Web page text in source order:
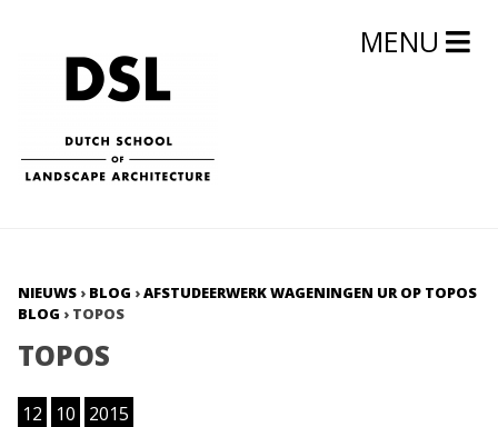
MENU
NIEUWS › BLOG ›AFSTUDEERWERK WAGENINGEN UR OP TOPOS
BLOG › TOPOS
TOPOS
12 10 2015